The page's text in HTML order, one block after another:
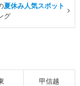
夏休み人気スポット
グ
甲信越